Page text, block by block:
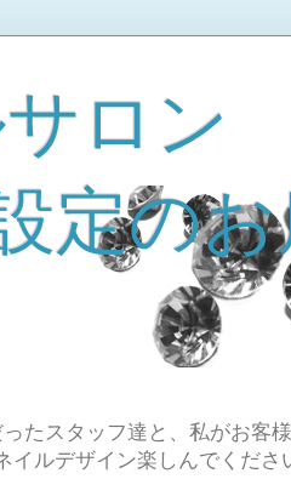
ロン
定のお
たスタッフ達と、私がお客
イルデザイン楽しんでくださ